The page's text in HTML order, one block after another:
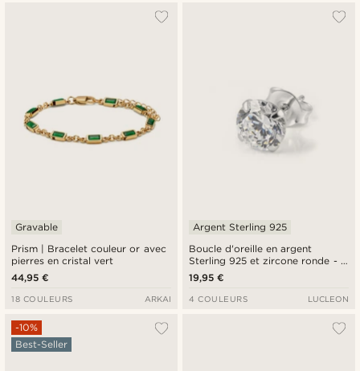
Prism | Bracelet couleur or avec
pierres en cristal vert
Gravable
44,95 €
18 COULEURS ARKAI
Boucle d'oreille en argent
Sterling 925 et zircone ronde - 6
mm
Argent Sterling 925
19,95 €
4 COULEURS LUCLEON
-10%
Best-Seller